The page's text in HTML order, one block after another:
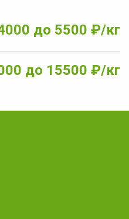
до 5500 ₽/кг
до 15500 ₽/кг